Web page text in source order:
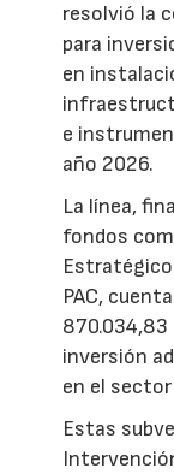
resolvió la
para
en
e
año 2026.
La línea,
fondos
PAC,
870.034,83
inversión
en el
Estas